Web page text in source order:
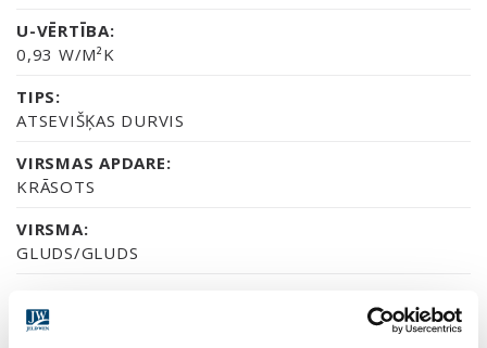
U-VĒRTĪBA:
0,93 W/M²K
TIPS:
ATSEVIŠĶAS DURVIS
VIRSMAS APDARE:
KRĀSOTS
VIRSMA:
GLUDS/GLUDS
CAURSPĪDĪGS STIKLS, SATĪNA STIKLS VAI